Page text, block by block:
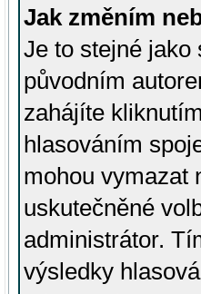
Jak změním
Je to stejné jako
původním
zahájíte
hlasováním
mohou vymazat
uskutečněné
administrátor.
výsledky